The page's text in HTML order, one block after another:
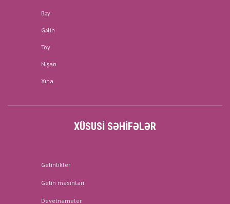
Bəy
Gəlin
Toy
Nişan
Xına
XÜSUSI SƏHIFƏLƏR
Gelinlikler
Gelin masinlari
Devetnameler